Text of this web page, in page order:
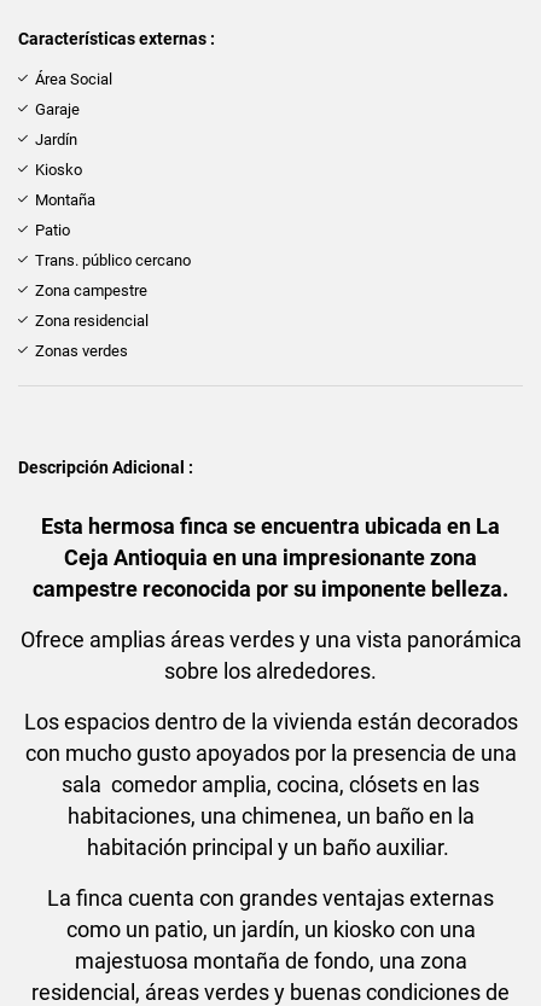
Características externas :
Área Social
Garaje
Jardín
Kiosko
Montaña
Patio
Trans. público cercano
Zona campestre
Zona residencial
Zonas verdes
Descripción Adicional :
Esta hermosa finca se encuentra ubicada en La
Ceja Antioquia en una impresionante zona
campestre reconocida por su imponente belleza.
Ofrece amplias áreas verdes y una vista panorámica
sobre los alrededores.
Los espacios dentro de la vivienda están decorados
con mucho gusto apoyados por la presencia de una
sala comedor amplia, cocina, clósets en las
habitaciones, una chimenea, un baño en la
habitación principal y un baño auxiliar.
La finca cuenta con grandes ventajas externas
como un patio, un jardín, un kiosko con una
majestuosa montaña de fondo, una zona
residencial, áreas verdes y buenas condiciones de